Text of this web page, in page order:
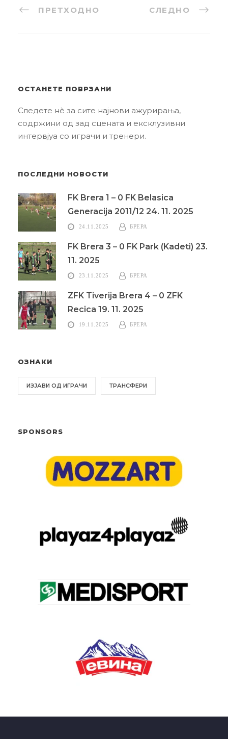
ПРЕТХОДНО СЛЕДНО
ОСТАНЕТЕ ПОВРЗАНИ
Следете нè за сите најнови ажурирања,
содржини од зад сцената и ексклузивни
интервјуа со играчи и тренери.
ПОСЛЕДНИ НОВОСТИ
FK Brera 1 – 0 FK Belasica
Generacija 2011/12 24. 11. 2025
24.11.2025 БРЕРА
FK Brera 3 – 0 FK Park (Kadeti) 23.
11. 2025
23.11.2025 БРЕРА
ZFK Tiverija Brera 4 – 0 ZFK
Recica 19. 11. 2025
19.11.2025 БРЕРА
ОЗНАКИ
ИЗЈАВИ ОД ИГРАЧИ ТРАНСФЕРИ
SPONSORS